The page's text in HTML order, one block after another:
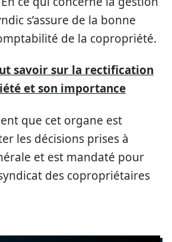
s’assure de la bonne
de la copropriété.
savoir sur la rectification
et son importance
que cet organe est
les décisions prises à
et est mandaté pour
des copropriétaires